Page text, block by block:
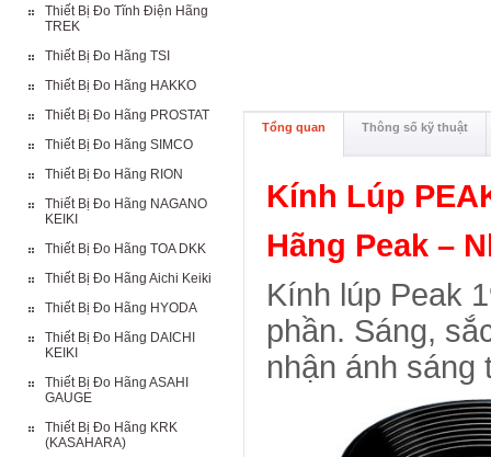
Thiết Bị Đo Tĩnh Điện Hãng
TREK
Thiết Bị Đo Hãng TSI
Thiết Bị Đo Hãng HAKKO
Thiết Bị Đo Hãng PROSTAT
Thiết Bị Đo Hãng SIMCO
Thiết Bị Đo Hãng RION
Thiết Bị Đo Hãng NAGANO
KEIKI
Thiết Bị Đo Hãng TOA DKK
Thiết Bị Đo Hãng Aichi Keiki
Thiết Bị Đo Hãng HYODA
Thiết Bị Đo Hãng DAICHI
KEIKI
Thiết Bị Đo Hãng ASAHI
GAUGE
Thiết Bị Đo Hãng KRK
(KASAHARA)
Tổng quan Thông số kỹ thuật
Kính Lúp
Hãng Peak –
Kính lúp Peak
phần. Sáng,
nhận ánh